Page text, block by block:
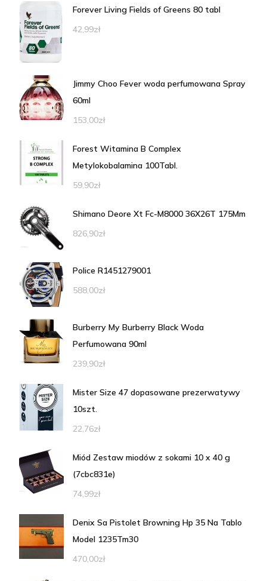
Forever Living Fields of Greens 80 tabl
42,99zł
Jimmy Choo Fever woda perfumowana Spray
60ml
153,00zł
Forest Witamina B Complex
Metylokobalamina 100Tabl.
59,90zł
Shimano Deore Xt Fc-M8000 36X26T 175Mm
826,90zł
Police R1451279001
588,00zł
Burberry My Burberry Black Woda
Perfumowana 90ml
239,90zł
Mister Size 47 dopasowane prezerwatywy
10szt.
22,76zł
Miód Zestaw miodów z sokami 10 x 40 g
(7cbc831e)
74,99zł
Denix Sa Pistolet Browning Hp 35 Na Tablo
Model 1235Tm30
470,00zł